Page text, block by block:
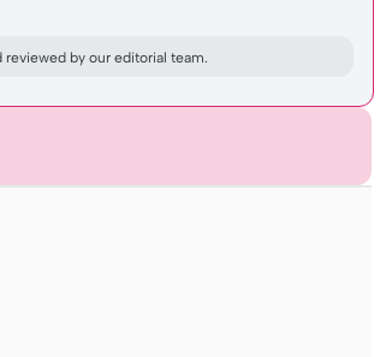
by our editorial team.